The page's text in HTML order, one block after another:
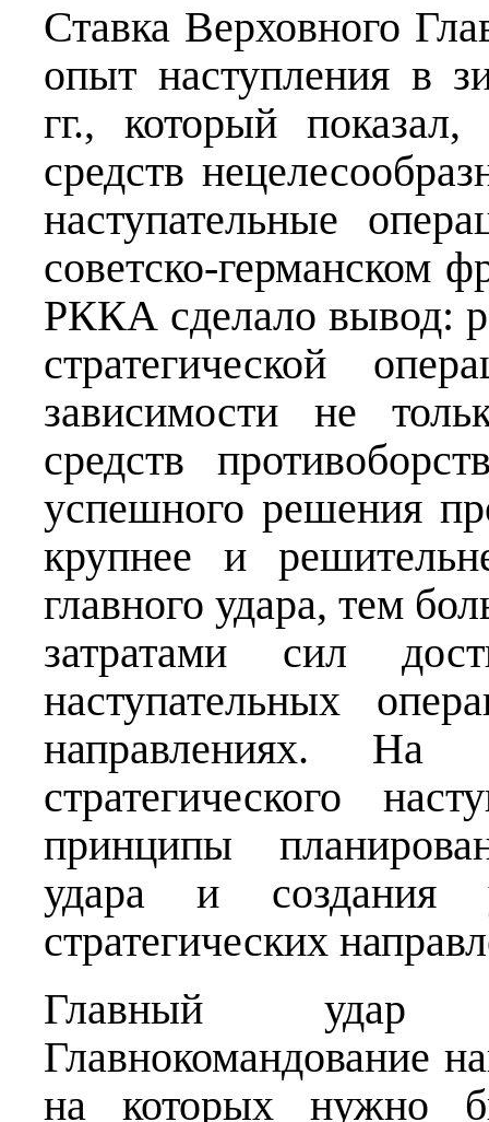
Ставка Верховного
опыт наступления в
гг., который
средств
наступательные
советско-германском
РККА сделало вывод:
стратегической
зависимости не
средств
успешного решения
крупнее и
главного удара, тем
затратами сил
наступательных
направлениях. На
стратегического
принципы
удара и создания
стратегических
Главный удар
Главнокомандование
на которых нужно